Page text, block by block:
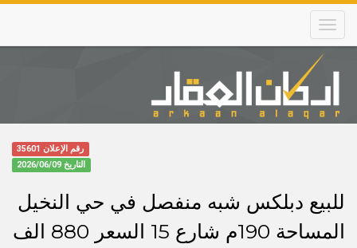
Skip
main
content
Main
navigation
رقم الإعلان 35601
التاريخ 2026/06/09
للبيع دبلكس شبه منفصل في حي النخيل
المساحة 190م شارع 15 السعر 880 الف